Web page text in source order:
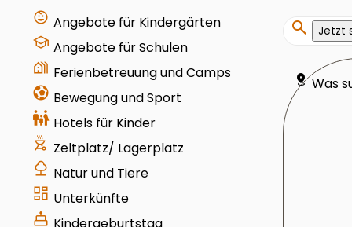
child_care Angebote für Kindergärten
school Angebote für Schulen
holiday_village Ferienbetreuung und Camps
sports_and_outdoors Bewegung und Sport
family_restroom Hotels für Kinder
outdoor_grill Zeltplatz/ Lagerplatz
nature Natur und Tiere
dashboard Unterkünfte
cake
search Jetzt
distanceWas